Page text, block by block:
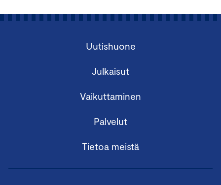
Uutishuone
Julkaisut
Vaikuttaminen
Palvelut
Tietoa meistä